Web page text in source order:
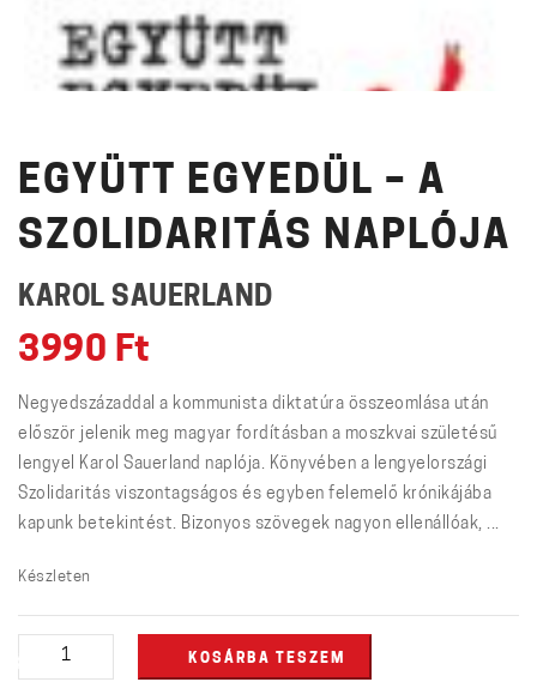
EGYÜTT EGYEDÜL – A
SZOLIDARITÁS NAPLÓJA
KAROL SAUERLAND
3990 Ft
Negyedszázaddal a kommunista diktatúra összeomlása után
először jelenik meg magyar fordításban a moszkvai születésű
lengyel Karol Sauerland naplója. Könyvében a lengyelországi
Szolidaritás viszontagságos és egyben felemelő krónikájába
kapunk betekintést. Bizonyos szövegek nagyon ellenállóak, ...
Készleten
Együtt
egyedül
KOSÁRBA TESZEM